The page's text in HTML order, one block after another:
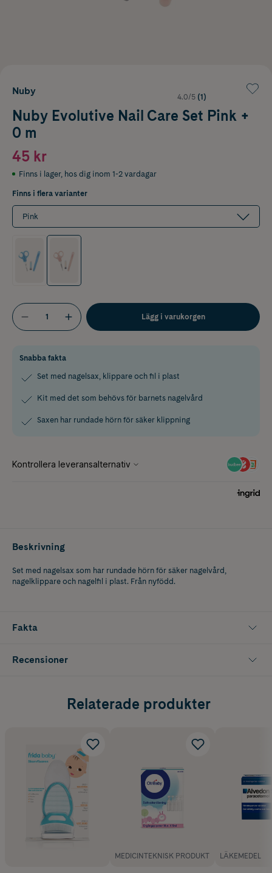
Nuby
4.0/5 (1)
Nuby Evolutive Nail Care Set Pink +
0 m
45 kr
Finns i lager, hos dig inom 1-2 vardagar
Finns i flera varianter
Pink
Lägg i varukorgen
Snabba fakta
Set med nagelsax, klippare och fil i plast
Kit med det som behövs för barnets nagelvård
Saxen har rundade hörn för säker klippning
Beskrivning
Set med nagelsax som har rundade hörn för säker nagelvård,
nagelklippare och nagelfil i plast. Från nyfödd.
Fakta
Recensioner
Relaterade produkter
MEDICINTEKNISK PRODUKT LÄKEMEDEL